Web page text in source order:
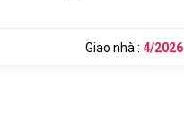
Giao nhà :4/2026